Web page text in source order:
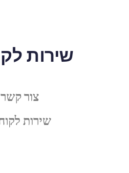
שירות
צור קשר
שירות